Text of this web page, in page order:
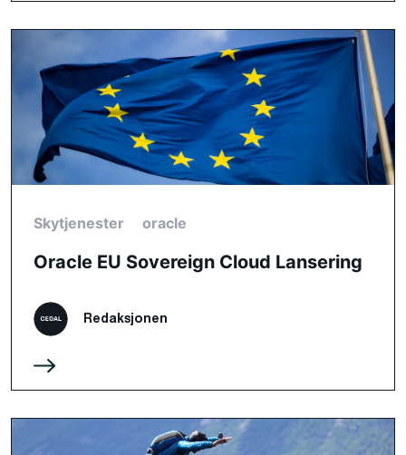
Skytjenester oracle
Oracle EU Sovereign Cloud Lansering
Redaksjonen